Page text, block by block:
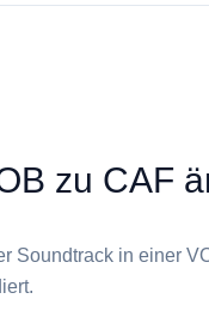
zu ⁦CAF⁩
Soundtrack in einer